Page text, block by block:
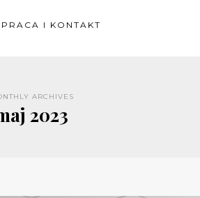
I KONTAKT
ARCHIVES
2023